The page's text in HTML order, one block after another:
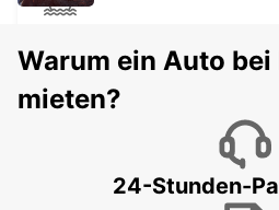
CIUDADELA - SPAIN
MALLORCA PAGUERA
Warum ein Auto bei
mieten?
24-Stunden-